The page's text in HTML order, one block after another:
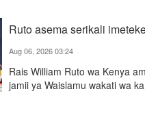
Ruto asema serikali
Aug 06, 2026 03:24
Rais William Ruto wa Kenya
jamii ya Waislamu wakati wa